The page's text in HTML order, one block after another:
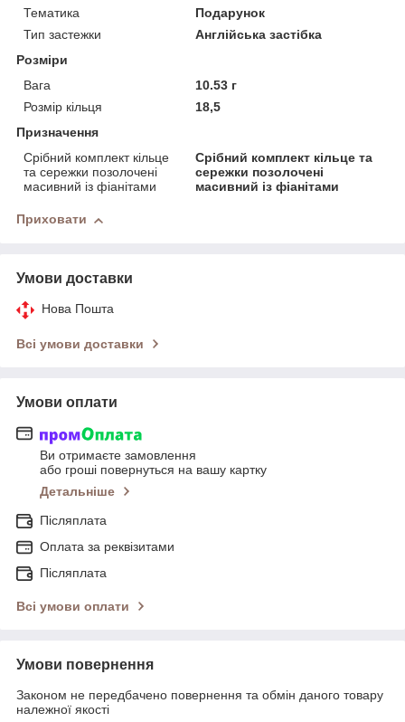
Тематика
Подарунок
Тип застежки
Англійська застібка
Розміри
Вага
10.53 г
Розмір кільця
18,5
Призначення
Срібний комплект кільце
та сережки позолочені
масивний із фіанітами
Срібний комплект кільце та
сережки позолочені
масивний із фіанітами
Приховати
Умови доставки
Нова Пошта
Всі умови доставки
Умови оплати
Ви отримаєте замовлення
або гроші повернуться на вашу картку
Детальніше
Післяплата
Оплата за реквізитами
Післяплата
Всі умови оплати
Умови повернення
Законом не передбачено повернення та обмін даного товару
належної якості